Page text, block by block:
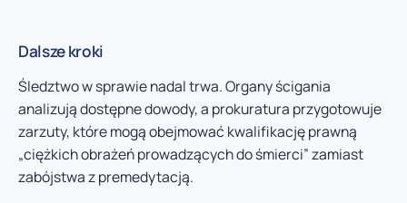
Dalsze kroki
Śledztwo w sprawie nadal trwa. Organy ścigania
analizują dostępne dowody, a prokuratura przygotowuje
zarzuty, które mogą obejmować kwalifikację prawną
„ciężkich obrażeń prowadzących do śmierci” zamiast
zabójstwa z premedytacją.